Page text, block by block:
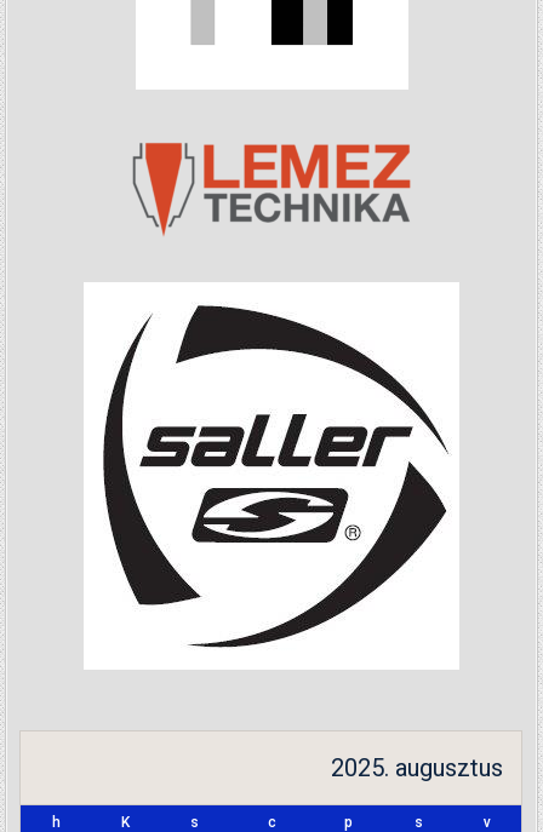
2025. augusztus
h K s c p s v